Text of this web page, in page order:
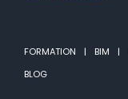
FORMATION BIM
BLOG